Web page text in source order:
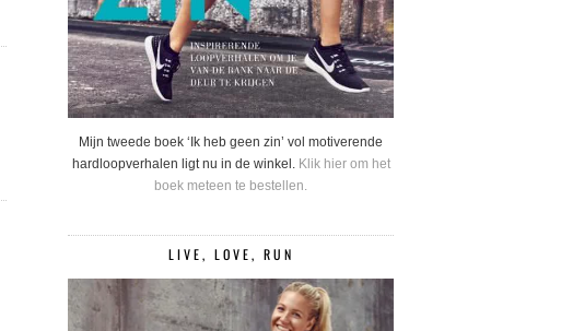
Mijn tweede boek ‘Ik heb geen zin’ vol motiverende
hardloopverhalen ligt nu in de winkel. Klik hier om het
boek meteen te bestellen.
LIVE, LOVE, RUN